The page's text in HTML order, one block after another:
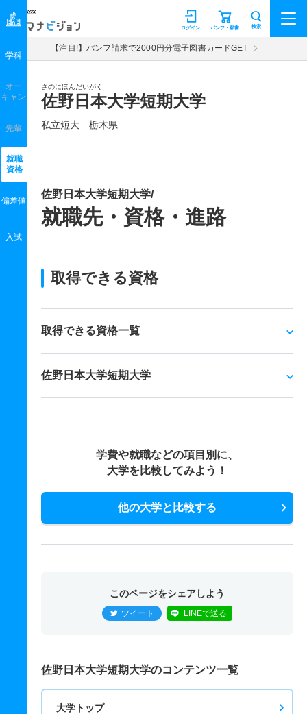
マナビジョン パンフ・願書
ログイン 検索
【注目!】パンフ請求で2000円分電子図書カードGET
さのにほんだいがく
佐野日本大学短期大学
私立短大 栃木県
学科
オー
キャン
先輩
就職
資格
偏差値
入試
佐野日本大学短期大学/
就職先・資格・進路
取得できる資格
取得できる資格一覧
佐野日本大学短期大学
学費や就職などの項目別に、
大学を比較してみよう！
他の大学と比較する
このページをシェアしよう
ツイート LINEで送る
佐野日本大学短期大学のコンテンツ一覧
大学トップ